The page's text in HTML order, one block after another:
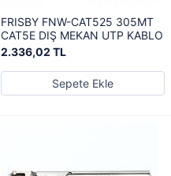
FRISBY FNW-CAT525 305MT
CAT5E DIŞ MEKAN UTP KABLO
2.336,02 TL
Sepete Ekle